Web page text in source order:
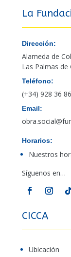
La
Dirección:
Alameda de
Las Palmas de
Teléfono:
(+34) 928 36
Email:
Horarios:
Nuestros
Síguenos en…
CICCA
Ubicación